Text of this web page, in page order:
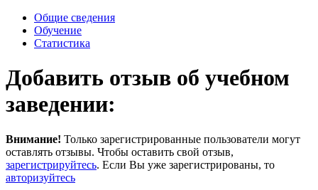
Общие сведения
Обучение
Статистика
Добавить отзыв об учебном
заведении:
Внимание! Только зарегистрированные пользователи могут
оставлять отзывы. Чтобы оставить свой отзыв,
зарегистрируйтесь. Если Вы уже зарегистрированы, то
авторизуйтесь